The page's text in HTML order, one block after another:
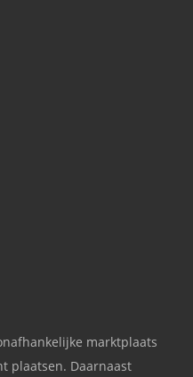
marktplaats
plaatsen. Daarnaast